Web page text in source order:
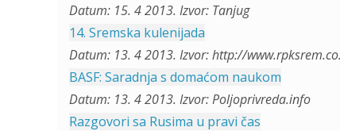
Datum: 15. 4 2013. Izvor: Tanjug
14. Sremska kulenijada
Datum: 13. 4 2013. Izvor: http://
BASF: Saradnja s domaćom naukom
Datum: 13. 4 2013. Izvor: Poljoprivreda.info
Razgovori sa Rusima u pravi čas